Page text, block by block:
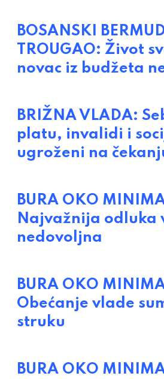
BOSANSKI
TROUGAO: Život
novac iz budžeta
BRIŽNA VLADA:
platu, invalidi i
ugroženi na
BURA OKO
Najvažnija odluka
nedovoljna
BURA OKO
Obećanje vlade
struku
BURA OKO